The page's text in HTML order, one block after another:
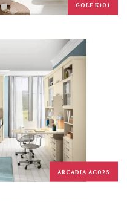
GOLF K101
ARCADIA AC025